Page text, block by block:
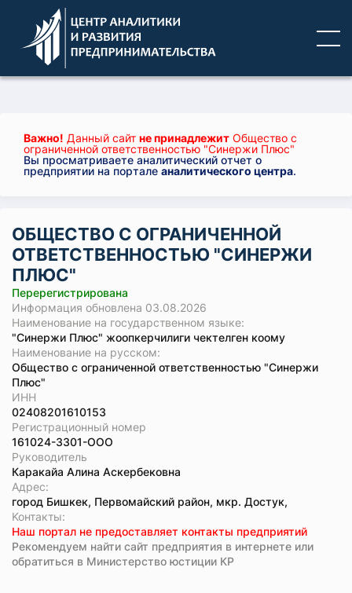
Важно! Данный сайт не принадлежит Общество с
ограниченной ответственностью "Синержи Плюс"
Вы просматриваете аналитический отчет о
предприятии на портале аналитического центра.
ОБЩЕСТВО С ОГРАНИЧЕННОЙ
ОТВЕТСТВЕННОСТЬЮ "СИНЕРЖИ
ПЛЮС"
Перерегистрирована
Информация обновлена 03.08.2026
Наименование на государственном языке:
"Синержи Плюс" жоопкерчилиги чектелген коому
Наименование на русском:
Общество с ограниченной ответственностью "Синержи
Плюс"
ИНН
02408201610153
Регистрационный номер
161024-3301-ООО
Руководитель
Каракайа Алина Аскербековна
Адрес:
город Бишкек, Первомайский район, мкр. Достук,
Koнтaкты:
Наш портал не предоставляет контакты предприятий
Рекомендуем найти сайт предприятия в интернете или
обратиться в Министерство юстиции КР